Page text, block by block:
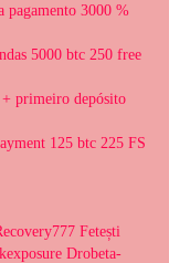
pagamento 3000 %
5000 btc 250 free
+ primeiro depósito
125 btc 225 FS
Fetești
Drobeta-